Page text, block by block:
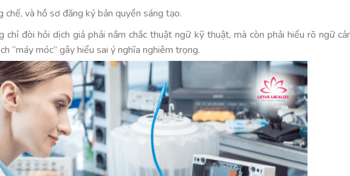
chế, và hồ sơ đăng ký bản quyền sáng tạo.
chỉ đòi hỏi dịch giả phải nắm chắc thuật ngữ kỹ thuật, mà còn phải hiểu rõ ngữ
“máy móc” gây hiểu sai ý nghĩa nghiêm trọng.